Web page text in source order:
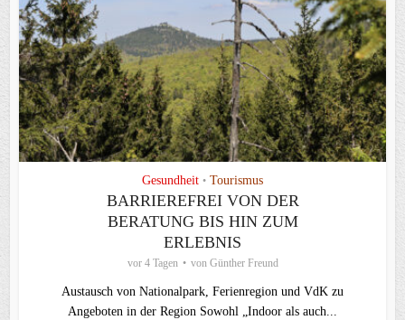
Gesundheit • Tourismus
BARRIEREFREI VON DER
BERATUNG BIS HIN ZUM
ERLEBNIS
vor 4 Tagen von Günther Freund
Austausch von Nationalpark, Ferienregion und VdK zu
Angeboten in der Region Sowohl „Indoor als auch...